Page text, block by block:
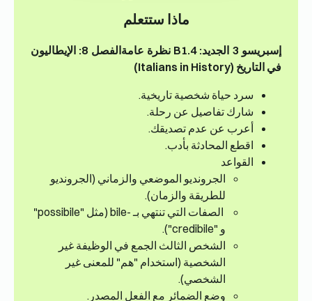
ماذا ستتعلم
إسبريسو 3 الجديد: B1.4 نظرة عامة
الفصل 8: الإيطاليون
في التاريخ (Italians in History)
سرد حياة شخصية تاريخية.
شارك تفاصيل عن رحلة.
أعرب عن عدم تصديقك.
اقطع المحادثة بأدب.
القواعد
الجرونديو الموضعي والزماني (الجرونديو
للطريقة والزمان).
الصفات التي تنتهي بـ -bile (مثل "possibile"
و "credibile").
الشخص الثالث الجمع في الوظيفة غير
الشخصية (استخدام "هم" للمعنى غير
الشخصي).
وضع الضمائر مع الفعل المصدر.